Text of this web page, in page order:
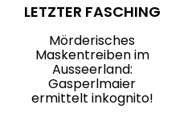
LETZTER FASCHING
Mörderisches
Maskentreiben im
Ausseerland:
Gasperlmaier
ermittelt inkognito!